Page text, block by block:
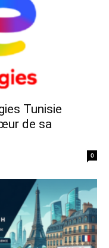
Tunisie
de sa
0